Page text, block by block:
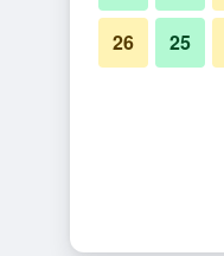
25
26